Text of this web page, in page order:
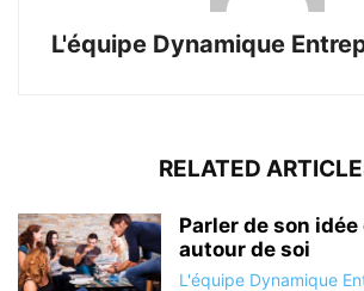
L'équipe Dynamique
RELATED
Parler de son
autour de soi
L'équipe Dynamique